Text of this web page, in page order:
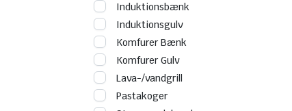
Induktionsbænk
Induktionsgulv
Komfurer Bænk
Komfurer Gulv
Lava-/vandgrill
Pastakoger